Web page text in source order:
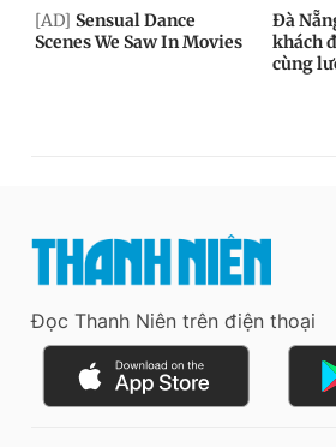
Đọc Thanh Niên trên điện thoại